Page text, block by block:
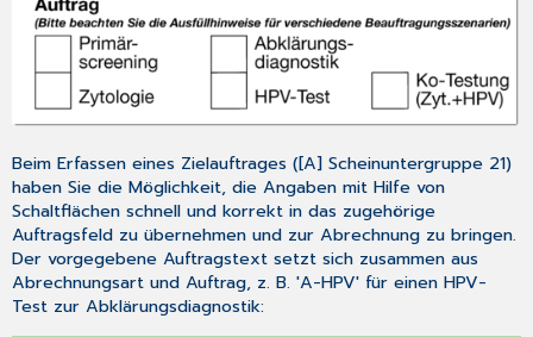
Beim Erfassen eines Zielauftrages ([A] Scheinuntergruppe 21)
haben Sie die Möglichkeit, die Angaben mit Hilfe von
Schaltflächen schnell und korrekt in das zugehörige
Auftragsfeld zu übernehmen und zur Abrechnung zu bringen.
Der vorgegebene Auftragstext setzt sich zusammen aus
Abrechnungsart und Auftrag, z. B. 'A-HPV' für einen HPV-
Test zur Abklärungsdiagnostik: